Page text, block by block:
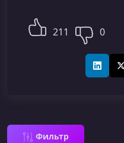
211 0
Фильтр